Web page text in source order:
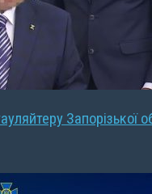
Запорізької